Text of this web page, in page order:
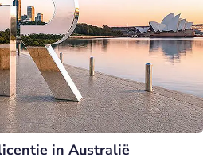
in Australië